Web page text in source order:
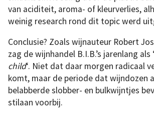
van aciditeit, aroma- of kleurverlies,
weinig research rond dit topic werd
Conclusie? Zoals wijnauteur Robert
zag de wijnhandel B.I.B.’s jarenlang als ‘
child‘. Niet dat daar morgen radicaal
komt, maar de periode dat wijndozen
belabberde slobber- en bulkwijntjes
stilaan voorbij.